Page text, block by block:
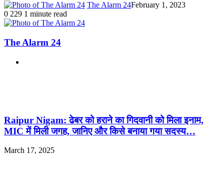
The Alarm 24February 1, 2023
0 229 1 minute read
The Alarm 24
Raipur Nigam: ढेबर को हराने का गिदवानी को मिला इनाम,
MIC में मिली जगह, जानिए और किसे बनाया गया सदस्य…
March 17, 2025